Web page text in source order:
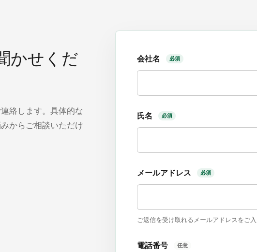
かせくだ
絡します。具体的な
からご相談いただけ
会社名 必須
氏名 必須
メールアドレス 必須
ご返信を受け取れるメールアドレスをご入
電話番号 任意